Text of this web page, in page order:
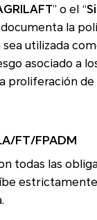
” o el “
para llevar a cabo
a los delitos de
proliferación
FT/FPADM
legales a
los comportamientos que